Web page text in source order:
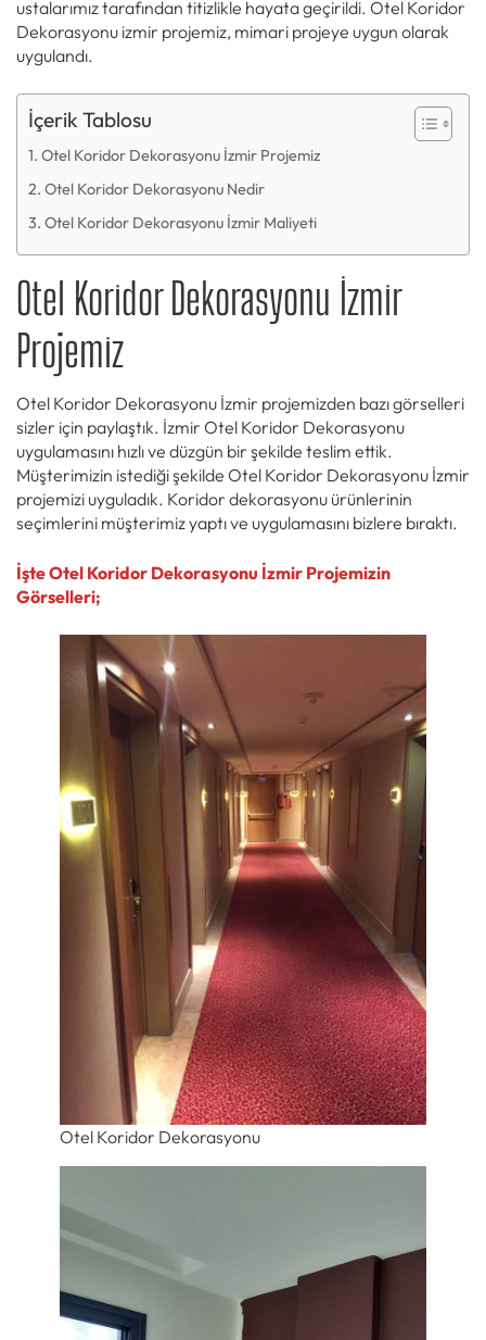
ustalarımız tarafından titizlikle hayata geçirildi. Otel Koridor
Dekorasyonu izmir projemiz, mimari projeye uygun olarak
uygulandı.
İçerik Tablosu
Otel Koridor Dekorasyonu İzmir Projemiz
Otel Koridor Dekorasyonu Nedir
Otel Koridor Dekorasyonu İzmir Maliyeti
Otel Koridor Dekorasyonu İzmir
Projemiz
Otel Koridor Dekorasyonu İzmir projemizden bazı görselleri
sizler için paylaştık. İzmir Otel Koridor Dekorasyonu
uygulamasını hızlı ve düzgün bir şekilde teslim ettik.
Müşterimizin istediği şekilde Otel Koridor Dekorasyonu İzmir
projemizi uyguladık. Koridor dekorasyonu ürünlerinin
seçimlerini müşterimiz yaptı ve uygulamasını bizlere bıraktı.
İşteOtel Koridor Dekorasyonu İzmir Projemizin
Görselleri;
Otel Koridor Dekorasyonu